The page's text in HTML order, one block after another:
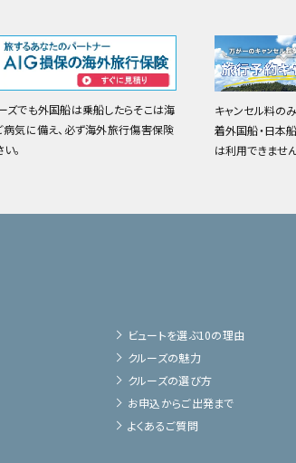
ズでも外国船は乗船したらそこは海
病気に備え、必ず海外旅行傷害保険
。
キャンセル料の
着外国船・日本
は利用できません
ビュートを選ぶ10の理由
クルーズの魅力
クルーズの選び方
お申込からご出発まで
よくあるご質問